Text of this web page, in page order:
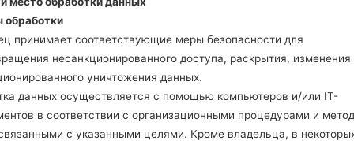
принимает соответствующие меры безопасности для
несанкционированного доступа, раскрытия, изменения
уничтожения данных.
данных осуществляется с помощью компьютеров и/или IT-
в соответствии с организационными процедурами и
с указанными целями. Кроме владельца, в